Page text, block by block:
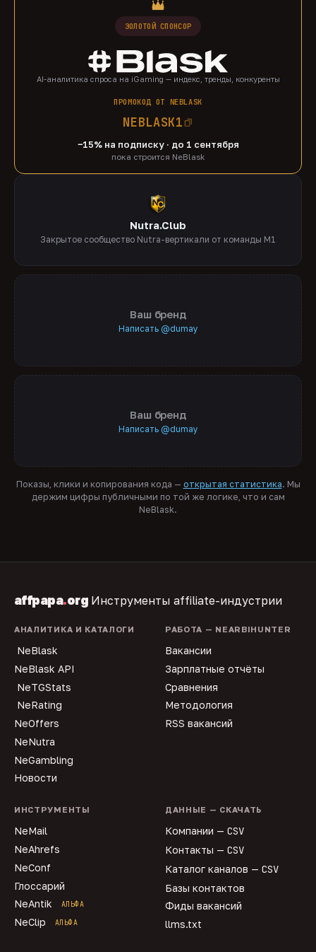
ЗОЛОТОЙ СПОНСОР
AI-аналитика спроса на iGaming — индекс, тренды, конкуренты
ПРОМОКОД ОТ NEBLASK
NEBLASK1
−15% на подписку · до 1 сентября
пока строится NeBlask
Nutra.Club
Закрытое сообщество Nutra-вертикали от команды M1
Ваш бренд
Написать @dumay
Ваш бренд
Написать @dumay
Показы, клики и копирования кода — открытая статистика. Мы
держим цифры публичными по той же логике, что и сам
NeBlask.
affpapa.org Инструменты affiliate-индустрии
АНАЛИТИКА И КАТАЛОГИ
NeBlask
NeBlask API
NeTGStats
NeRating
NeOffers
NeNutra
NeGambling
Новости
РАБОТА — NEARBIHUNTER
Вакансии
Зарплатные отчёты
Сравнения
Методология
RSS вакансий
ИНСТРУМЕНТЫ
NeMail
NeAhrefs
NeConf
Глоссарий
NeAntik
АЛЬФА
NeClip АЛЬФА
ДАННЫЕ — СКАЧАТЬ
Компании — CSV
Контакты — CSV
Каталог каналов — CSV
Базы контактов
Фиды вакансий
llms.txt